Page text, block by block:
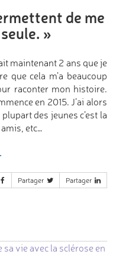
de me
»
maintenant 2 ans que je
que cela m’a beaucoup
raconter mon histoire.
en 2015. J’ai alors
des jeunes c’est la
etc…
Partager Partager
vie avec la sclérose en